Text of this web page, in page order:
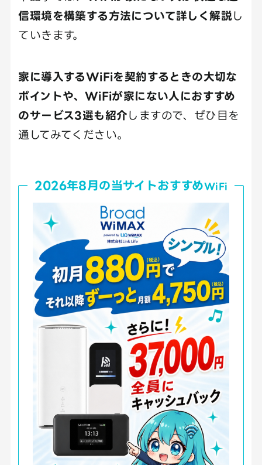
信環境を構築する方法について詳しく解説し
ていきます。
家に導入するWiFiを契約するときの大切な
ポイントや、WiFiが家にない人におすすめ
のサービス3選も紹介しますので、ぜひ目を
通してみてください。
2026年8月の当サイトおすすめWiFi